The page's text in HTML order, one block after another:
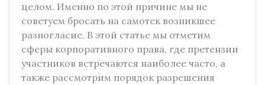
целом. Именно по этой причине мы не
советуем бросать на самотек возникшее
разногласие. В этой статье мы отметим
сферы корпоративного права, где претензии
участников встречаются наиболее часто, а
также рассмотрим порядок разрешения